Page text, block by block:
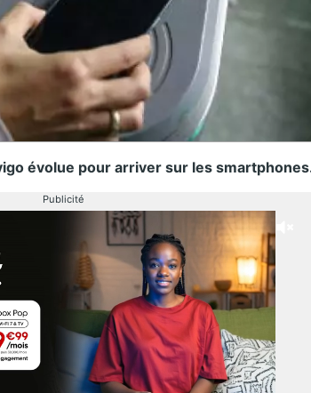
évolue pour arriver sur les
Publicité